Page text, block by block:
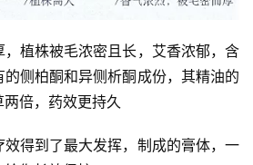
植株被毛浓密且长，艾香浓郁，含
侧柏酮和异侧析酮成份，其精油的
倍，药效更持久
得到了最大发挥，制成的膏体，一